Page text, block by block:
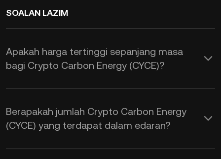
SOALAN LAZIM
Apakah harga tertinggi sepanjang masa
bagi Crypto Carbon Energy (CYCE)?
Berapakah jumlah Crypto Carbon Energy
(CYCE) yang terdapat dalam edaran?